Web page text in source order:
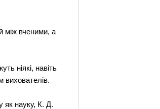
між вченими, а
ніякі, навіть
вихователів.
як науку, К. Д.